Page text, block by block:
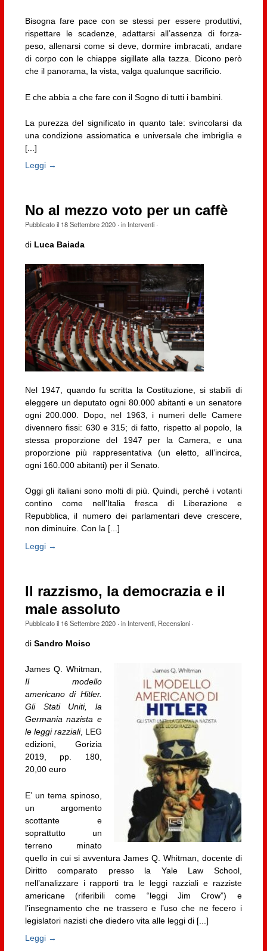
Bisogna fare pace con se stessi per essere produttivi,
rispettare le scadenze, adattarsi all’assenza di forza-
peso, allenarsi come si deve, dormire imbracati, andare
di corpo con le chiappe sigillate alla tazza. Dicono però
che il panorama, la vista, valga qualunque sacrificio.
E che abbia a che fare con il Sogno di tutti i bambini.
La purezza del significato in quanto tale: svincolarsi da
una condizione assiomatica e universale che imbriglia e
[...]
Leggi →
No al mezzo voto per un caffè
Pubblicato il 18 Settembre 2020· in Interventi·
di Luca Baiada
Nel 1947, quando fu scritta la Costituzione, si stabilì di
eleggere un deputato ogni 80.000 abitanti e un senatore
ogni 200.000. Dopo, nel 1963, i numeri delle Camere
divennero fissi: 630 e 315; di fatto, rispetto al popolo, la
stessa proporzione del 1947 per la Camera, e una
proporzione più rappresentativa (un eletto, all’incirca,
ogni 160.000 abitanti) per il Senato.
Oggi gli italiani sono molti di più. Quindi, perché i votanti
contino come nell’Italia fresca di Liberazione e
Repubblica, il numero dei parlamentari deve crescere,
non diminuire. Con la [...]
Leggi →
Il razzismo, la democrazia e il
male assoluto
Pubblicato il 16 Settembre 2020· in Interventi, Recensioni·
di Sandro Moiso
James Q. Whitman,
Il modello
americano di Hitler.
Gli Stati Uniti, la
Germania nazista e
le leggi razziali, LEG
edizioni, Gorizia
2019, pp. 180,
20,00 euro
E’ un tema spinoso,
un argomento
scottante e
soprattutto un
terreno minato
quello in cui si avventura James Q. Whitman, docente di
Diritto comparato presso la Yale Law School,
nell’analizzare i rapporti tra le leggi razziali e razziste
americane (riferibili come “leggi Jim Crow”) e
l’insegnamento che ne trassero e l’uso che ne fecero i
legislatori nazisti che diedero vita alle leggi di [...]
Leggi →